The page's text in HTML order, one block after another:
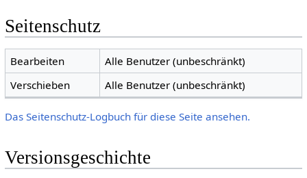
Seitenschutz
Bearbeiten
Alle Benutzer (unbeschränkt)
Verschieben
Alle Benutzer (unbeschränkt)
Das Seitenschutz-Logbuch für diese Seite ansehen.
Versionsgeschichte